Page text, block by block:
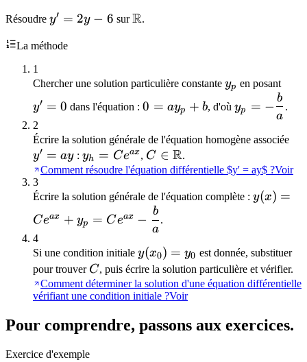
Résoudre y'
2y
6
y′ = 2y − 6 sur\mathbb{R}
R.
La méthode
1
Chercher une solution particulière constante y_p
yp en posanty'
=
0
y′ = 0 dans l'équation :0 =
ay_p
0 = ayp + b, d'où
y_p = -
\dfrac{b}
yp = −
a
b
.
2
Écrire la solution générale de l'équation homogène associée
ay
y′ = ay :y_h =
Ce^{ax}
yh = Ceax, C \in
\mathbb{R}
C ∈ R.
Comment résoudre l'équation différentielle $y' = ay$ ?Voir
3
Écrire la solution générale de l'équation complète : y(x) =
{a}
y(x) =
Ceax + yp = Ceax −
a
b
.
4
Si une condition initiale y(x_0)
= y_0
y(x0) = y0 est donnée, substituer
pour trouver C
C, puis écrire la solution particulière et vérifier.
Comment déterminer la solution d'une équation différentielle
vérifiant une condition initiale ?Voir
Pour comprendre, passons aux exercices.
Exercice d'exemple